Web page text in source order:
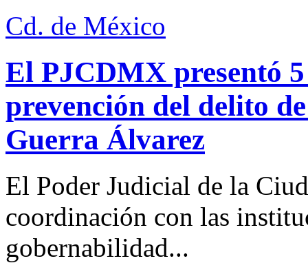
Cd. de México
El PJCDMX presentó
prevención del delito
Guerra Álvarez
El Poder Judicial de la
coordinación con las
gobernabilidad...